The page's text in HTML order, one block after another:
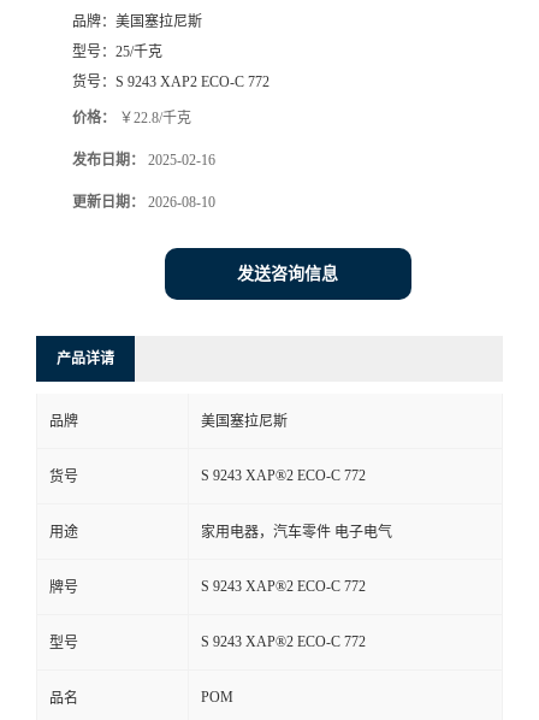
品牌： 美国塞拉尼斯
型号： 25/千克
货号： S 9243 XAP2 ECO-C 772
价格： ￥22.8/千克
发布日期： 2025-02-16
更新日期： 2026-08-10
发送咨询信息
产品详请
品牌 美国塞拉尼斯
货号 S 9243 XAP®2 ECO-C 772
用途 家用电器，汽车零件 电子电气
牌号 S 9243 XAP®2 ECO-C 772
型号 S 9243 XAP®2 ECO-C 772
品名 POM